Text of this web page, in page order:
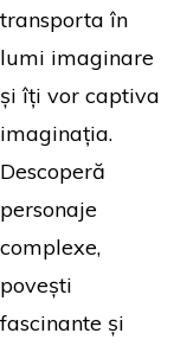
transporta în
lumi imaginare
și îți vor captiva
imaginația.
Descoperă
personaje
complexe,
povești
fascinante și